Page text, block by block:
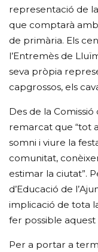
representació de
que comptarà
de primària. Els
l’Entremès de
seva pròpia
capgrossos, els
Des de la
remarcat que “tot
somni i viure la
comunitat,
estimar la ciutat”.
d’Educació de
implicació de tota
fer possible aquest
Per a portar a